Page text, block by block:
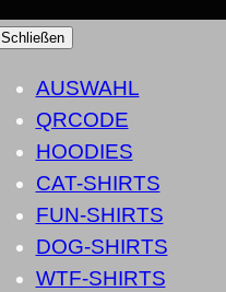
Schließen
AUSWAHL
QRCODE
HOODIES
CAT-SHIRTS
FUN-SHIRTS
DOG-SHIRTS
WTF-SHIRTS